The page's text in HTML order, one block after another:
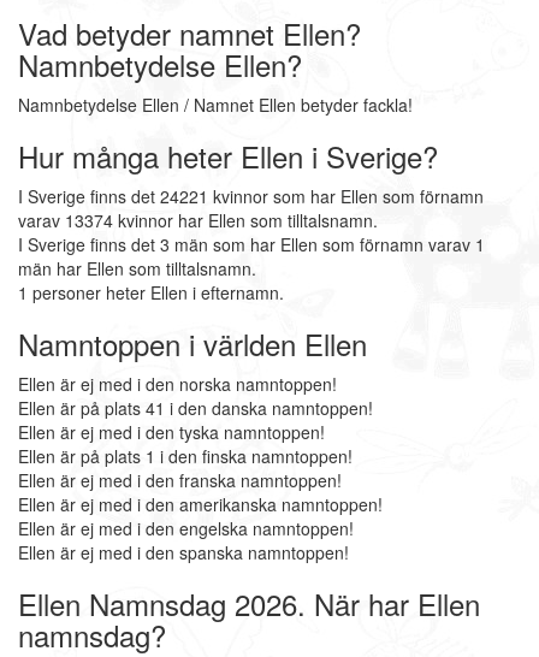
Vad betyder namnet Ellen?
Namnbetydelse Ellen?
Namnbetydelse Ellen / Namnet Ellen betyder fackla!
Hur många heter Ellen i Sverige?
I Sverige finns det 24221 kvinnor som har Ellen som förnamn
varav 13374 kvinnor har Ellen som tilltalsnamn.
I Sverige finns det 3 män som har Ellen som förnamn varav 1
män har Ellen som tilltalsnamn.
1 personer heter Ellen i efternamn.
Namntoppen i världen Ellen
Ellen är ej med i den norska namntoppen!
Ellen är på plats 41 i den danska namntoppen!
Ellen är ej med i den tyska namntoppen!
Ellen är på plats 1 i den finska namntoppen!
Ellen är ej med i den franska namntoppen!
Ellen är ej med i den amerikanska namntoppen!
Ellen är ej med i den engelska namntoppen!
Ellen är ej med i den spanska namntoppen!
Ellen Namnsdag 2026. När har Ellen
namnsdag?